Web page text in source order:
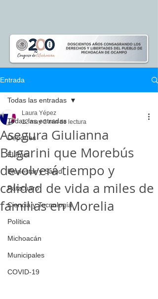
Entrada
Todas las entradas
Deportes
El Pais
Bienestar y Salud
Pátzcuaro
Ciencia y Tecnología
Política
Michoacán
Municipales
COVID-19
Todas las entradas
Asegura Giulianna
Bugarini que Morebús
devolverá tiempo y
calidad de vida a miles de
familias en Morelia
Laura Yépez
12 may 2 min de lectura